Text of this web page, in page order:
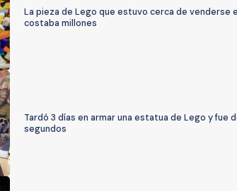
La pieza de Lego que estuvo cerca de venderse
costaba millones
Tardó 3 días en armar una estatua de Lego y fue
segundos